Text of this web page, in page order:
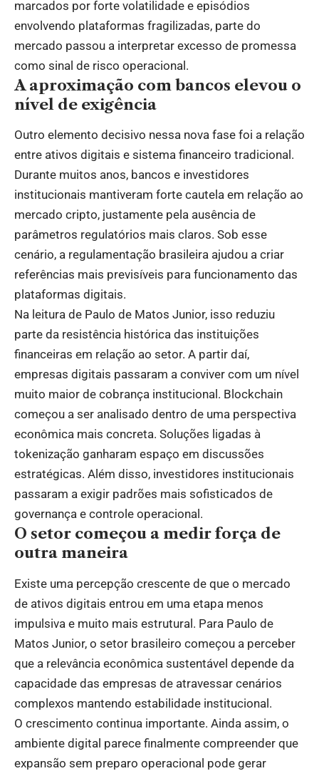
marcados por forte volatilidade e episódios
envolvendo plataformas fragilizadas, parte do
mercado passou a interpretar excesso de promessa
como sinal de risco operacional.
A aproximação com bancos elevou o
nível de exigência
Outro elemento decisivo nessa nova fase foi a relação
entre ativos digitais e sistema financeiro tradicional.
Durante muitos anos, bancos e investidores
institucionais mantiveram forte cautela em relação ao
mercado cripto, justamente pela ausência de
parâmetros regulatórios mais claros. Sob esse
cenário, a regulamentação brasileira ajudou a criar
referências mais previsíveis para funcionamento das
plataformas digitais.
Na leitura de Paulo de Matos Junior, isso reduziu
parte da resistência histórica das instituições
financeiras em relação ao setor. A partir daí,
empresas digitais passaram a conviver com um nível
muito maior de cobrança institucional. Blockchain
começou a ser analisado dentro de uma perspectiva
econômica mais concreta. Soluções ligadas à
tokenização ganharam espaço em discussões
estratégicas. Além disso, investidores institucionais
passaram a exigir padrões mais sofisticados de
governança e controle operacional.
O setor começou a medir força de
outra maneira
Existe uma percepção crescente de que o mercado
de ativos digitais entrou em uma etapa menos
impulsiva e muito mais estrutural. Para Paulo de
Matos Junior, o setor brasileiro começou a perceber
que a relevância econômica sustentável depende da
capacidade das empresas de atravessar cenários
complexos mantendo estabilidade institucional.
O crescimento continua importante. Ainda assim, o
ambiente digital parece finalmente compreender que
expansão sem preparo operacional pode gerar